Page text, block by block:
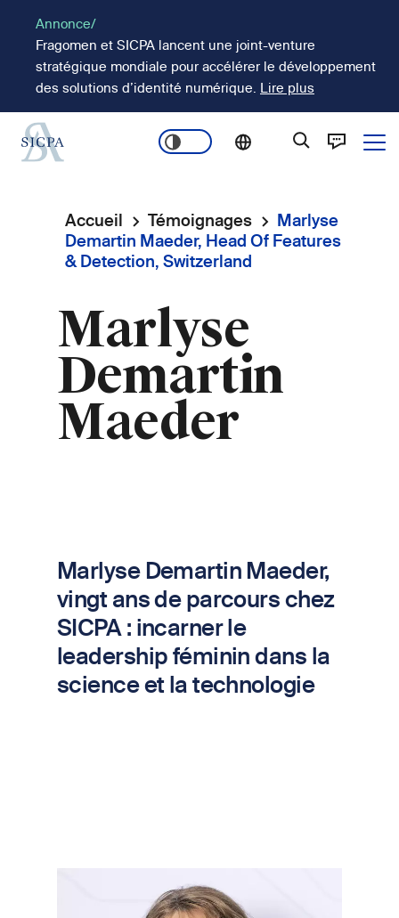
contenu
principal
Annonce/
Fragomen et SICPA lancent une joint-venture
stratégique mondiale pour accélérer le développement
des solutions d’identité numérique. Lire plus
Main
navigation
Fil
d'Ariane
Accueil Témoignages
Marlyse
Demartin Maeder, Head Of Features
& Detection, Switzerland
Marlyse
Demartin
Maeder
Marlyse Demartin Maeder,
vingt ans de parcours chez
SICPA : incarner le
leadership féminin dans la
science et la technologie